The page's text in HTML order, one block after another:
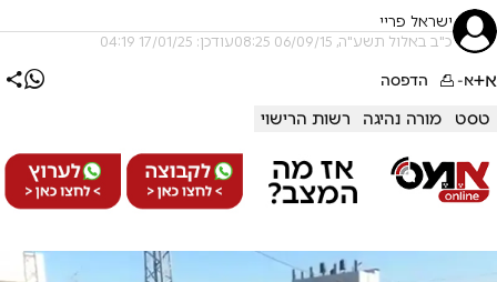
ישראל פריי
כ"ב באלול תשע"ה, 06/09/15 08:25 עודכן: 17/01/25 04:19
א+א- הדפסה
טסט מורה נהיגה רשות הרישוי